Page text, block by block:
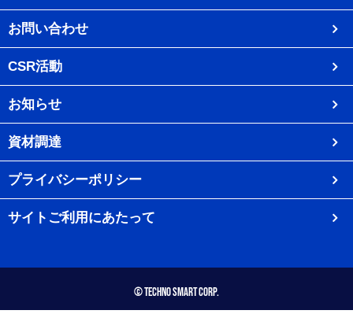
お問い合わせ
CSR活動
お知らせ
資材調達
プライバシーポリシー
サイトご利用にあたって
© Techno Smart Corp.